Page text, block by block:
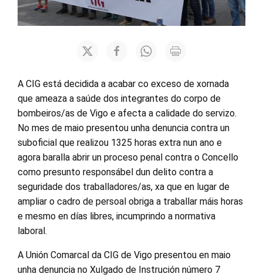
A CIG está decidida a acabar co exceso de xornada
que ameaza a saúde dos integrantes do corpo de
bombeiros/as de Vigo e afecta a calidade do servizo.
No mes de maio presentou unha denuncia contra un
suboficial que realizou 1325 horas extra nun ano e
agora baralla abrir un proceso penal contra o Concello
como presunto responsábel dun delito contra a
seguridade dos traballadores/as, xa que en lugar de
ampliar o cadro de persoal obriga a traballar máis horas
e mesmo en días libres, incumprindo a normativa
laboral.
A Unión Comarcal da CIG de Vigo presentou en maio
unha denuncia no Xulgado de Instrución número 7